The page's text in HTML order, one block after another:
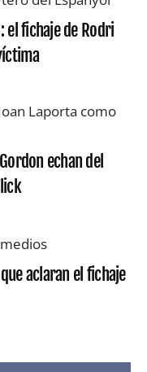
el fichaje de Rodri
echan del
aclaran el fichaje